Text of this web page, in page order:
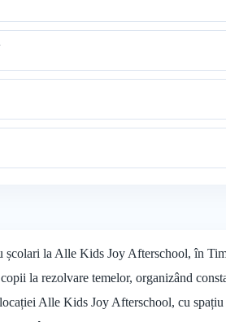
școlari la Alle Kids Joy Afterschool, în
la rezolvare temelor, organizând
Alle Kids Joy Afterschool, cu